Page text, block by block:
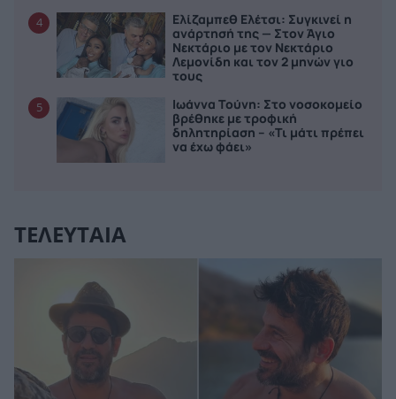
4
Ελίζαμπεθ Ελέτσι: Συγκινεί η
ανάρτησή της — Στον Άγιο
Νεκτάριο με τον Νεκτάριο
Λεμονίδη και τον 2 μηνών γιο
τους
5
Ιωάννα Τούνη: Στο νοσοκομείο
βρέθηκε με τροφική
δηλητηρίαση – «Τι μάτι πρέπει
να έχω φάει»
ΤΕΛΕΥΤΑΙΑ